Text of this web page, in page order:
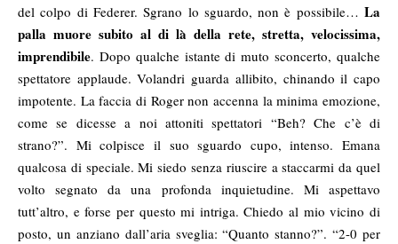
del colpo di Federer. Sgrano lo sguardo, non è possibile… La
palla muore subito al di là della rete, stretta, velocissima,
imprendibile. Dopo qualche istante di muto sconcerto, qualche
spettatore applaude. Volandri guarda allibito, chinando il capo
impotente. La faccia di Roger non accenna la minima emozione,
come se dicesse a noi attoniti spettatori “Beh? Che c’è di
strano?”. Mi colpisce il suo sguardo cupo, intenso. Emana
qualcosa di speciale. Mi siedo senza riuscire a staccarmi da quel
volto segnato da una profonda inquietudine. Mi aspettavo
tutt’altro, e forse per questo mi intriga. Chiedo al mio vicino di
posto, un anziano dall’aria sveglia: “Quanto stanno?”. “2-0 per